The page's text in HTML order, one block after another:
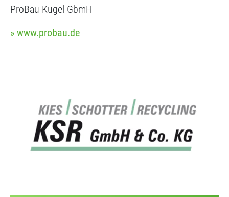
ProBau Kugel GbmH
» www.probau.de